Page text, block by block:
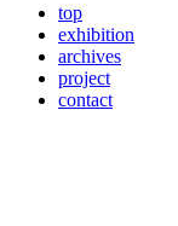
top
exhibition
archives
project
contact